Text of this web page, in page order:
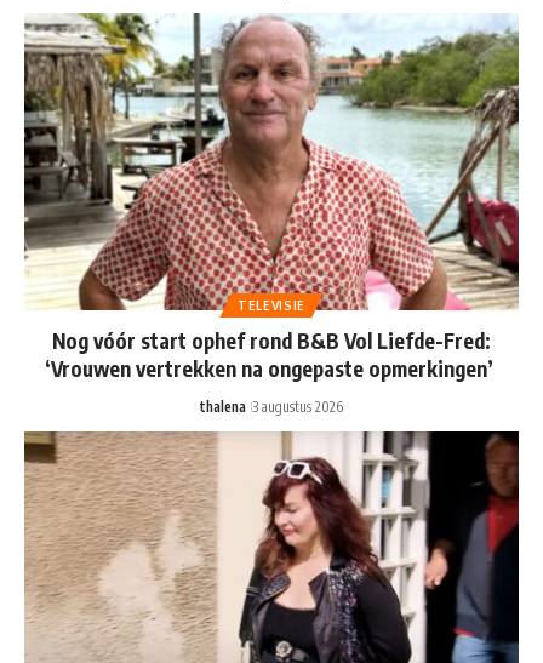
TELEVISIE
Nog vóór start ophef rond B&B Vol Liefde-Fred:
‘Vrouwen vertrekken na ongepaste opmerkingen’
thalena 3 augustus 2026